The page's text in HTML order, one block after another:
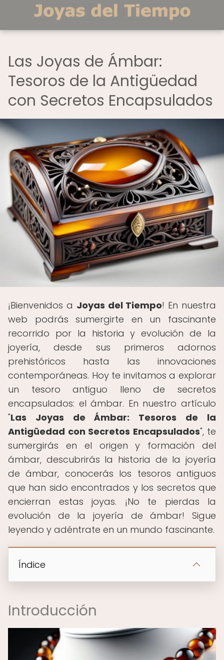
Las Joyas de Ámbar:
Tesoros de la Antigüedad
con Secretos Encapsulados
¡Bienvenidos a Joyas del Tiempo! En nuestra
web podrás sumergirte en un fascinante
recorrido por la historia y evolución de la
joyería, desde sus primeros adornos
prehistóricos hasta las innovaciones
contemporáneas. Hoy te invitamos a explorar
un tesoro antiguo lleno de secretos
encapsulados: el ámbar. En nuestro artículo
"Las Joyas de Ámbar: Tesoros de la
Antigüedad con Secretos Encapsulados", te
sumergirás en el origen y formación del
ámbar, descubrirás la historia de la joyería
de ámbar, conocerás los tesoros antiguos
que han sido encontrados y los secretos que
encierran estas joyas. ¡No te pierdas la
evolución de la joyería de ámbar! Sigue
leyendo y adéntrate en un mundo fascinante.
Índice
Introducción